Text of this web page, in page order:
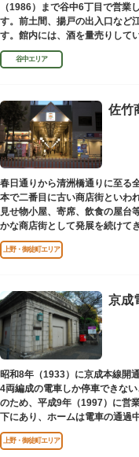
（1986）まで谷中6丁目で営業
す。前土間、揚戸の出入口など
す。館内には、酒を量売りして
利、宣伝用ポスターなどの資料
谷中エリア
佐竹
春日通りから清洲橋通りに至る
本で二番目に古い商店街といわ
見せ物小屋、寄席、飲食の屋台
かな商店街として発展を続けて
民から親しまれている魅力的な
上野・御徒町エリア
京成
昭和8年（1933）に京成本線開
4両編成の電車しか停車できな
のため、平成9年（1997）に営
下にあり、ホームは電車の通過
建物を見ることができます。
上野・御徒町エリア